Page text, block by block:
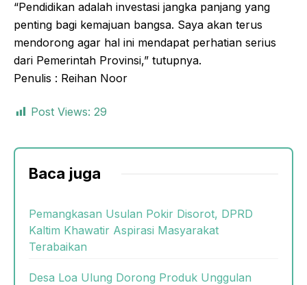
“Pendidikan adalah investasi jangka panjang yang
penting bagi kemajuan bangsa. Saya akan terus
mendorong agar hal ini mendapat perhatian serius
dari Pemerintah Provinsi,” tutupnya.
Penulis : Reihan Noor
Post Views: 29
Baca juga
Pemangkasan Usulan Pokir Disorot, DPRD
Kaltim Khawatir Aspirasi Masyarakat
Terabaikan
Desa Loa Ulung Dorong Produk Unggulan